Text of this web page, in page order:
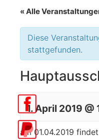
« Alle
Diese
stattgefunden.
1. April 2019 @
am 01.04.2019